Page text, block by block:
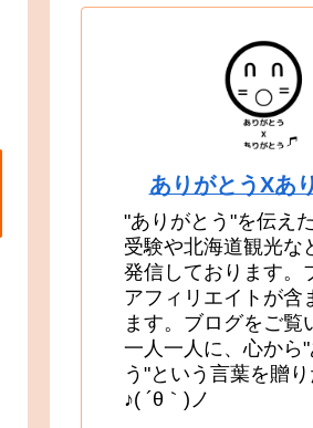
ありがとうXあ
"ありがとう"を伝え
受験や北海道観光な
発信しております。
アフィリエイトが含
ます。ブログをご覧
一人一人に、心から"
う"という言葉を贈
♪( ´θ｀)ノ